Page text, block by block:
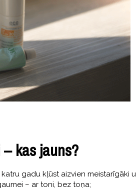
kas jauns?
gadu kļūst aizvien meistarīgāki
– ar toni, bez toņa;